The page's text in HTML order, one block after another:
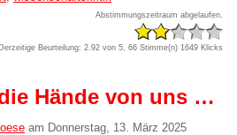
Abstimmungszeitraum abgelaufen.
Derzeitige Beurteilung: 2.92 von 5, 66 Stimme(n) 1649 Klicks
Hände von uns …
am Donnerstag, 13. März 2025